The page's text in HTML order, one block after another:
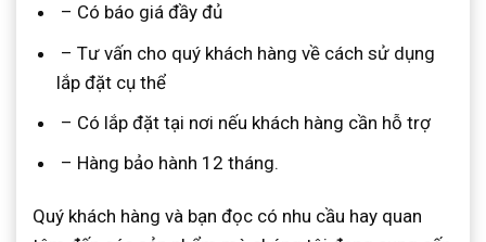
– Có báo giá đầy đủ
– Tư vấn cho quý khách hàng về cách sử dụng
lắp đặt cụ thể
– Có lắp đặt tại nơi nếu khách hàng cần hỗ trợ
– Hàng bảo hành 12 tháng.
Quý khách hàng và bạn đọc có nhu cầu hay quan